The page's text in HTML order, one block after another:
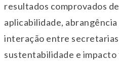
resultados comprovados
aplicabilidade,
interação entre
sustentabilidade e